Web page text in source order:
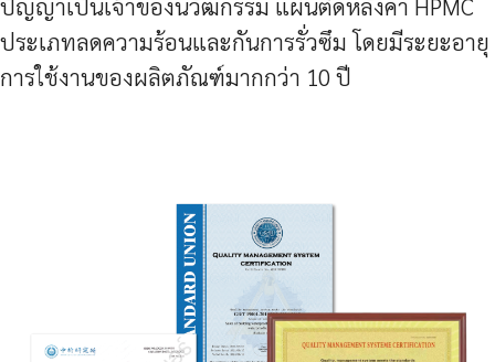
ประเภทลดความร้อนและกันการรั่วซึม โดยมีระยะอายุ
การใช้งานของผลิตภัณฑ์มากกว่า 10 ปี